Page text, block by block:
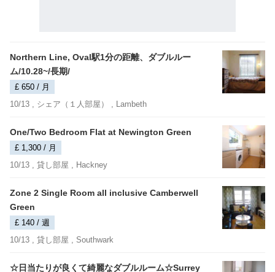
Northern Line, Oval駅1分の距離、ダブルルー
ム/10.28~/長期/
£ 650 / 月
10/13 , シェア（１人部屋） , Lambeth
One/Two Bedroom Flat at Newington Green
£ 1,300 / 月
10/13 , 貸し部屋 , Hackney
Zone 2 Single Room all inclusive Camberwell
Green
£ 140 / 週
10/13 , 貸し部屋 , Southwark
☆日当たりが良くて綺麗なダブルルーム☆Surrey